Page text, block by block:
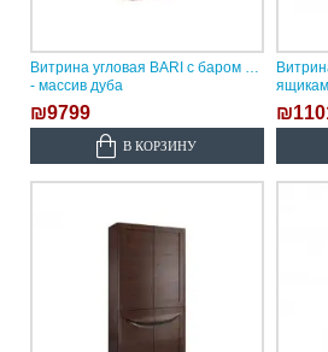
Витрина угловая BARI с баром (S)
- массив дуба
₪9799
В КОРЗИНУ